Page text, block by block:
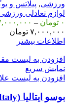
ورزشی, پیلاتس و
لوازم تعادلی
۰ تومان –
۷,۰۰۰,۰۰۰ تومان
اطلاعات بیشتر
افزودن به لیست
نمایش سریع
افزودن به لیست
بوسو ایتالیا Gymnic Core Balance Trainer (Italy)